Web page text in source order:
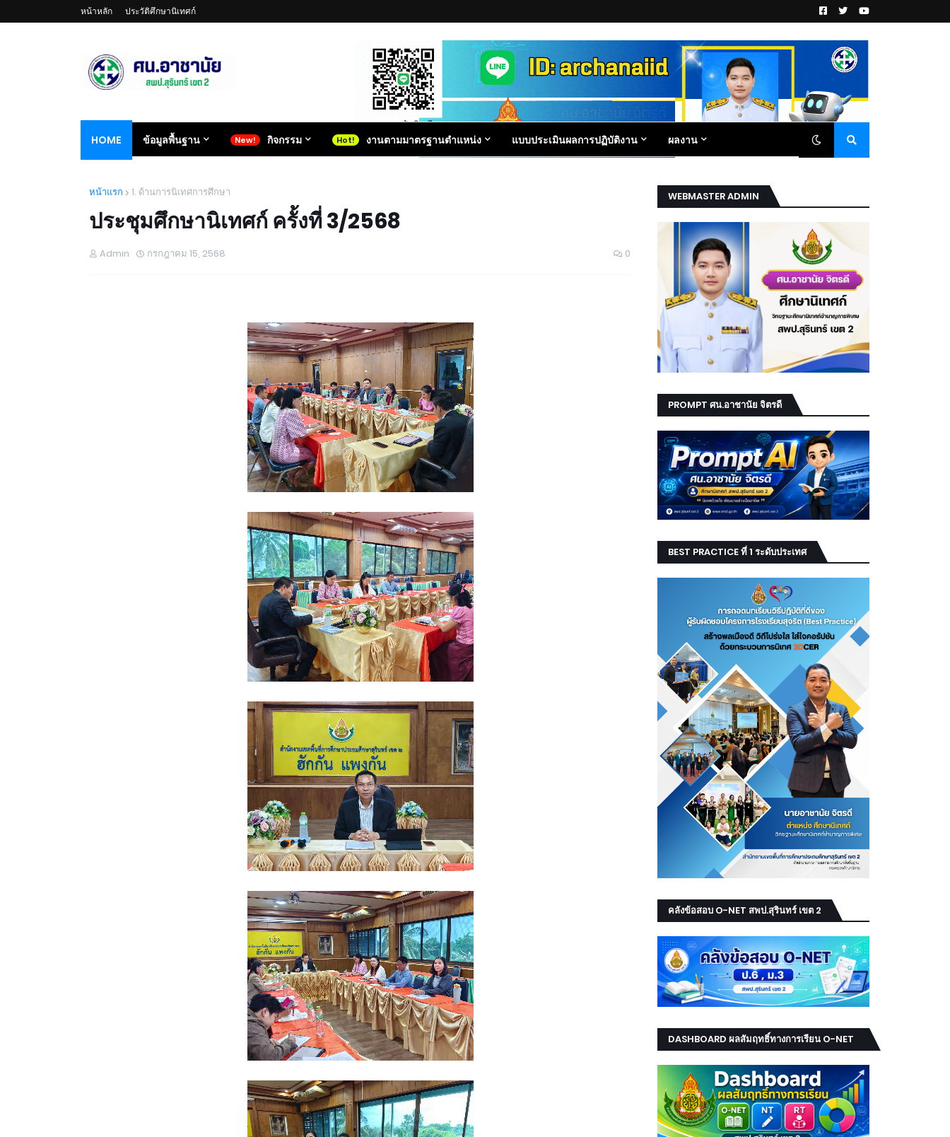
หน้าหลัก ประวัติศึกษานิเทศก์
HOME ข้อมูลพื้นฐาน กิจกรรม งานตามมาตรฐานตำแหน่ง แบบประเมินผลการปฏิบัติงาน ผลงาน
หน้าแรก 1. ด้านการนิเทศการศึกษา
ประชุมศึกษานิเทศก์ ครั้งที่ 3/2568
Admin กรกฎาคม 15, 2568 0
WEBMASTER ADMIN
PROMPT ศน.อาชานัย จิตรดี
BEST PRACTICE ที่ 1 ระดับประเทศ
คลังข้อสอบ O-NET สพป.สุรินทร์ เขต 2
DASHBOARD ผลสัมฤทธิ์ทางการเรียน O-NET